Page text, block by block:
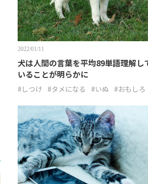
2022/01/11
犬は人間の言葉を平均89単語理解し
いることが明らかに
#しつけ #タメになる #いぬ #おもしろ